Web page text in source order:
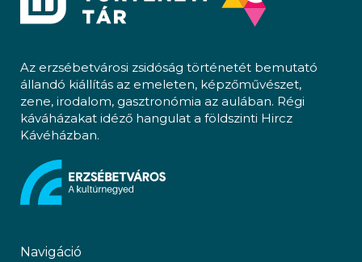
Az erzsébetvárosi zsidóság történetét bemutató
állandó kiállítás az emeleten, képzőművészet,
zene, irodalom, gasztronómia az aulában. Régi
káváházakat idéző hangulat a földszinti Hircz
Kávéházban.
Navigáció